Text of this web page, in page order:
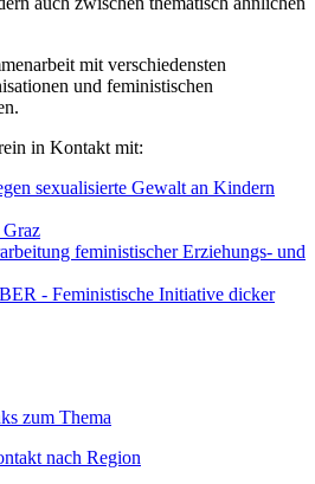
mit verschiedensten
und feministischen
in Kontakt mit:
sexualisierte Gewalt an Kindern
Graz
feministischer Erziehungs- und
- Feministische Initiative dicker
zum Thema
nach Region